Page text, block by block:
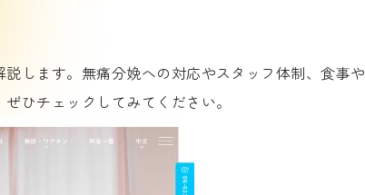
します。無痛分娩への対応やスタッフ体制、食事や
ひチェックしてみてください。